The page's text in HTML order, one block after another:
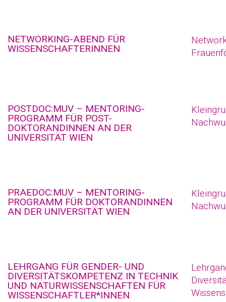
NETWORKING-ABEND FÜR
WISSENSCHAFTERINNEN
POSTDOC:MUV – MENTORING-
PROGRAMM FÜR POST-
DOKTORANDINNEN AN DER
UNIVERSITÄT WIEN
PRAEDOC:MUV – MENTORING-
PROGRAMM FÜR DOKTORANDINNEN
AN DER UNIVERSITÄT WIEN
LEHRGANG FÜR GENDER- UND
DIVERSITÄTSKOMPETENZ IN TECHNIK
UND NATURWISSENSCHAFTEN FÜR
WISSENSCHAFTLER*INNEN